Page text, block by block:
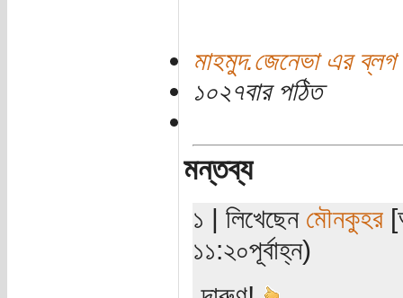
মাহমুদ.জেনেভা এর ব্লগ
১০২৭বার পঠিত
মন্তব্য
১ | লিখেছেন মৌনকুহর
১১:২০পূর্বাহ্ন)